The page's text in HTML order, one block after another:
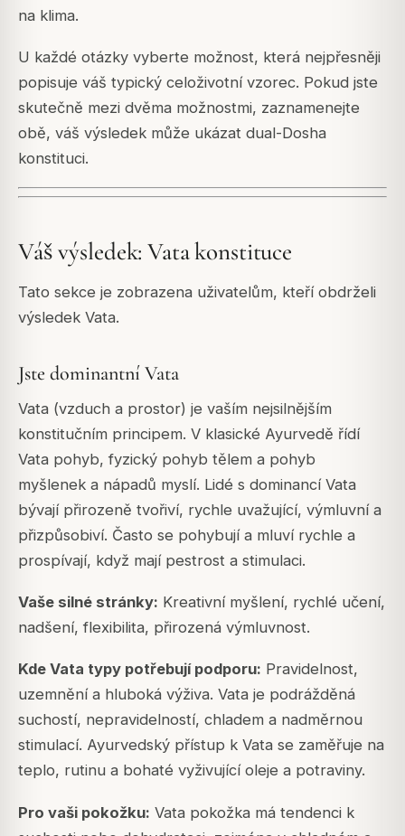
na klima.
U každé otázky vyberte možnost, která nejpřesněji
popisuje váš typický celoživotní vzorec. Pokud jste
skutečně mezi dvěma možnostmi, zaznamenejte
obě, váš výsledek může ukázat dual-Dosha
konstituci.
Váš výsledek: Vata konstituce
Tato sekce je zobrazena uživatelům, kteří obdrželi
výsledek Vata.
Jste dominantní Vata
Vata (vzduch a prostor) je vaším nejsilnějším
konstitučním principem. V klasické Ayurvedě řídí
Vata pohyb, fyzický pohyb tělem a pohyb
myšlenek a nápadů myslí. Lidé s dominancí Vata
bývají přirozeně tvořiví, rychle uvažující, výmluvní a
přizpůsobiví. Často se pohybují a mluví rychle a
prospívají, když mají pestrost a stimulaci.
Vaše silné stránky: Kreativní myšlení, rychlé učení,
nadšení, flexibilita, přirozená výmluvnost.
Kde Vata typy potřebují podporu: Pravidelnost,
uzemnění a hluboká výživa. Vata je podrážděná
suchostí, nepravidelností, chladem a nadměrnou
stimulací. Ayurvedský přístup k Vata se zaměřuje na
teplo, rutinu a bohaté vyživující oleje a potraviny.
Pro vaši pokožku: Vata pokožka má tendenci k